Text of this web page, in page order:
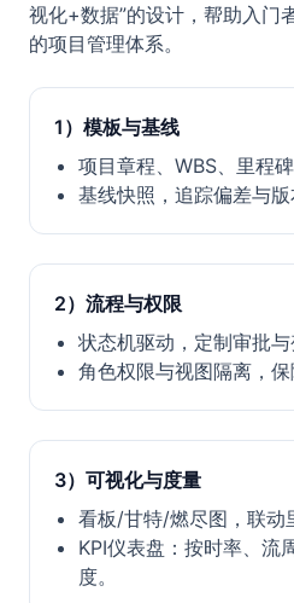
视化+数据”的设计，帮助入门
的项目管理体系。
1）模板与基线
项目章程、WBS、里程
基线快照，追踪偏差与版
2）流程与权限
状态机驱动，定制审批与
角色权限与视图隔离，保
3）可视化与度量
看板/甘特/燃尽图，联动
KPI仪表盘：按时率、流
度。